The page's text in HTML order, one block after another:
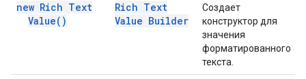
new Rich Text
Value( )
Rich Text
Value Builder
Создает
конструктор для
значения
форматированного
текста.